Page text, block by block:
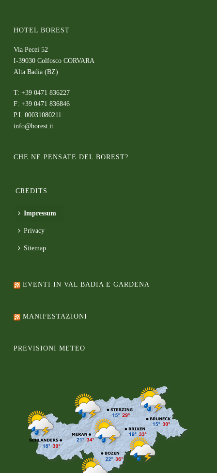
HOTEL BOREST
Via Pecei 52
I-39030 Colfosco CORVARA
Alta Badia (BZ)
T: +39 0471 836227
F: +39 0471 836846
P.I. 00031080211
info@borest.it
CHE NE PENSATE DEL BOREST?
CREDITS
Impressum
Privacy
Sitemap
EVENTI IN VAL BADIA E GARDENA
MANIFESTAZIONI
PREVISIONI METEO